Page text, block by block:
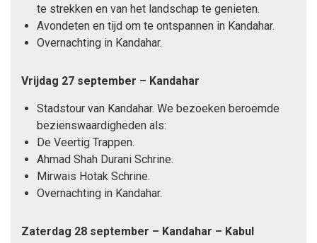
te strekken en van het landschap te genieten.
Avondeten en tijd om te ontspannen in Kandahar.
Overnachting in Kandahar.
Vrijdag 27 september – Kandahar
Stadstour van Kandahar. We bezoeken beroemde
bezienswaardigheden als:
De Veertig Trappen.
Ahmad Shah Durani Schrine.
Mirwais Hotak Schrine.
Overnachting in Kandahar.
Zaterdag 28 september – Kandahar – Kabul